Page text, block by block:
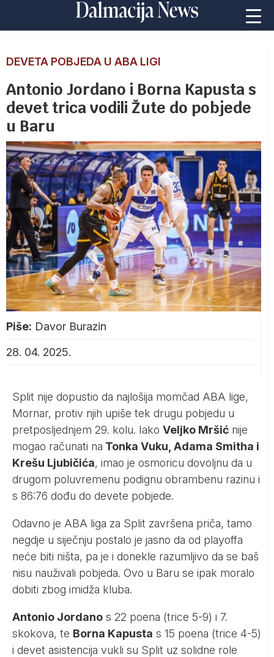
DEVETA POBJEDA U ABA LIGI
Antonio Jordano i Borna Kapusta s
devet trica vodili Žute do pobjede
u Baru
Piše: Davor Burazin
28. 04. 2025.
Split nije dopustio da najlošija momčad ABA lige,
Mornar, protiv njih upiše tek drugu pobjedu u
pretposljednjem 29. kolu. Iako Veljko Mršić nije
mogao računati na Tonka Vuku, Adama Smitha i
Krešu Ljubičića, imao je osmoricu dovoljnu da u
drugom poluvremenu podignu obrambenu razinu i
s 86:76 dođu do devete pobjede.
Odavno je ABA liga za Split završena priča, tamo
negdje u siječnju postalo je jasno da od playoffa
neće biti ništa, pa je i donekle razumljivo da se baš
nisu nauživali pobjeda. Ovo u Baru se ipak moralo
dobiti zbog imidža kluba.
Antonio Jordano s 22 poena (trice 5-9) i 7.
skokova, te Borna Kapusta s 15 poena (trice 4-5)
i devet asistencija vukli su Split uz solidne role